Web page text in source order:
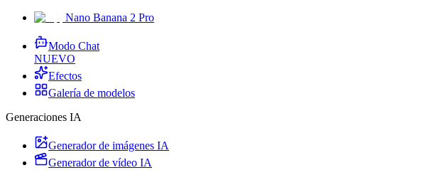
Nano Banana 2 Pro
Modo Chat
NUEVO
Efectos
Galería de modelos
Generaciones IA
Generador de imágenes IA
Generador de vídeo IA